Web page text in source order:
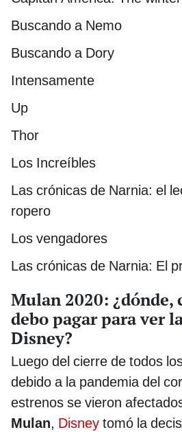
Buscando a Nemo
Buscando a Dory
Intensamente
Up
Thor
Los Increíbles
Las crónicas de Narnia: el
ropero
Los vengadores
Las crónicas de Narnia: El
Mulan 2020: ¿dónde,
debo pagar para ver
Disney?
Luego del cierre de todos
debido a la pandemia del
estrenos se vieron
Mulan, Disney tomó la